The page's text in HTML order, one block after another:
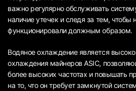
важно регулярно обслуживать
наличие утечек и следя за тем, чтобы
функционировали должным образом.
Водяное охлаждение является
охлаждения майнеров ASIC,
более высоких частотах и повышать
на то, что он требует замкнутой